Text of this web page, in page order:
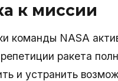
к миссии
команды NASA
ракета
и устранить